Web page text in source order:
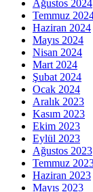
Ağustos 2024
Temmuz
Haziran 2024
Mayıs 2024
Nisan 2024
Mart 2024
Şubat 2024
Ocak 2024
Aralık 2023
Kasım 2023
Ekim 2023
Eylül 2023
Ağustos 2023
Temmuz
Haziran 2023
Mayıs 2023